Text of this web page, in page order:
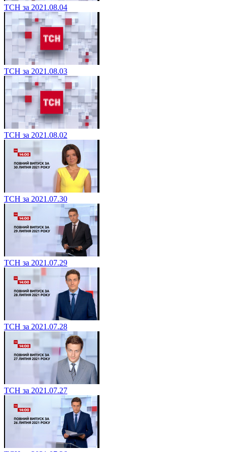
ТСН за 2021.08.04
ТСН за 2021.08.03
ТСН за 2021.08.02
ТСН за 2021.07.30
ТСН за 2021.07.29
ТСН за 2021.07.28
ТСН за 2021.07.27